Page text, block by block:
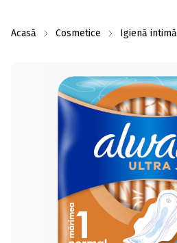
Acasă Cosmetice Igienă intimă